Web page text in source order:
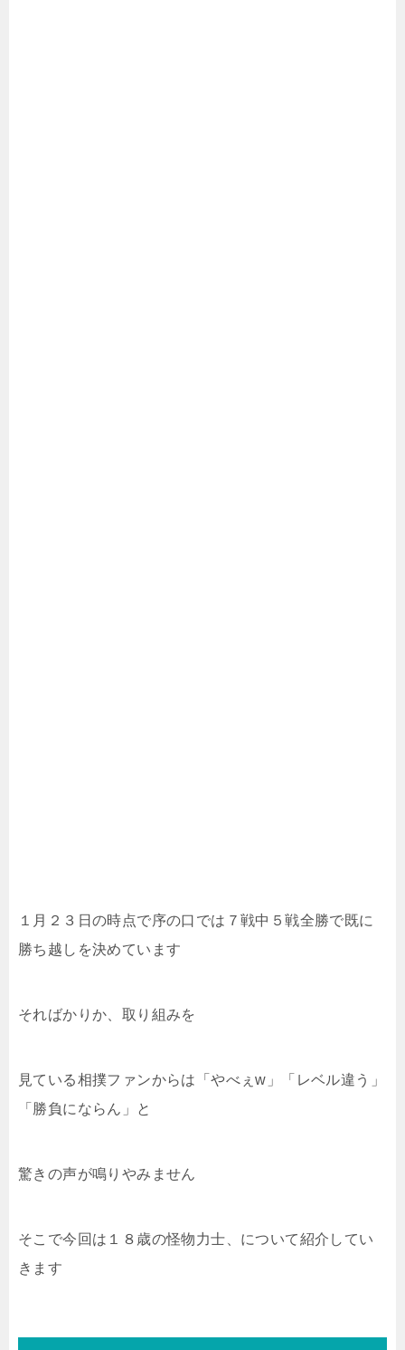
１月２３日の時点で序の口では７戦中５戦全勝で既に
勝ち越しを決めています
そればかりか、取り組みを
見ている相撲ファンからは「やべぇw」「レベル違う」
「勝負にならん」と
驚きの声が鳴りやみません
そこで今回は１８歳の怪物力士、について紹介してい
きます